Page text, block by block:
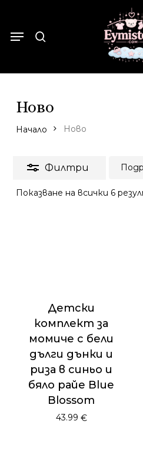
mainMenuКоличка
Ново
Начало Ново
Показване на всички 6
Детски
комплект за
момиче с бели
дълги дънки и
риза в синьо и
бяло райе Blue
Blossom
43.99 €